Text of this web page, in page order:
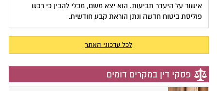
אישור על היעדר תביעות. הוא יצא משם, מבלי להבין כי רכש
פוליסת ביטוח חדשה ונתן הוראת קבע חודשית.
לכל עדכוני האתר
פסקי דין במקרים דומים